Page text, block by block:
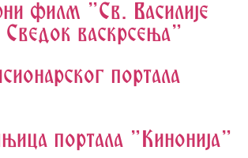
филм "Св. Василије
васкрсења"
портала
портала "Кинонија"